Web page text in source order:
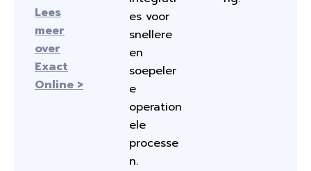
Lees
meer
over
Exact
Online >
es voor
snellere
en
soepeler
e
operation
ele
processe
n.